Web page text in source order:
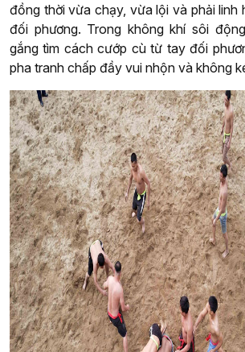
đồng thời vừa chạy, vừa lội và phải linh
đối phương. Trong không khí sôi
gắng tìm cách cướp cù từ tay đối
pha tranh chấp đầy vui nhộn và không